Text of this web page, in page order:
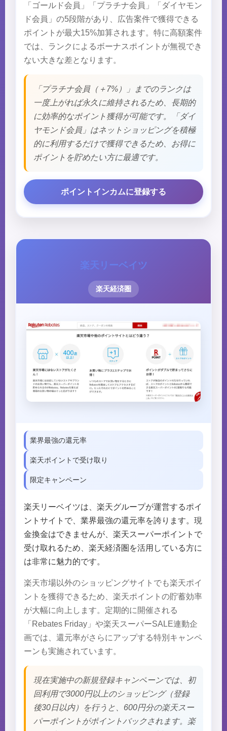
「ゴールド会員」「プラチナ会員」「ダイヤモン
ド会員」の5段階があり、広告案件で獲得できる
ポイントが最大15%加算されます。特に高額案件
では、ランクによるボーナスポイントが無視でき
ない大きな差となります。
「プラチナ会員（＋7%）」までのランクは
一度上がれば永久に維持されるため、長期的
に効率的なポイント獲得が可能です。「ダイ
ヤモンド会員」はネットショッピングを積極
的に利用するだけで獲得できるため、お得に
ポイントを貯めたい方に最適です。
ポイントインカムに登録する
楽天リーベイツ
楽天経済圏
業界最強の還元率
楽天ポイントで受け取り
限定キャンペーン
楽天リーベイツは、楽天グループが運営するポイ
ントサイトで、業界最強の還元率を誇ります。現
金換金はできませんが、楽天スーパーポイントで
受け取れるため、楽天経済圏を活用している方に
は非常に魅力的です。
楽天市場以外のショッピングサイトでも楽天ポイ
ントを獲得できるため、楽天ポイントの貯蓄効率
が大幅に向上します。定期的に開催される
「Rebates Friday」や楽天スーパーSALE連動企
画では、還元率がさらにアップする特別キャンペ
ーンも実施されています。
現在実施中の新規登録キャンペーンでは、初
回利用で3000円以上のショッピング（登録
後30日以内）を行うと、600円分の楽天スー
パーポイントがポイントバックされます。楽